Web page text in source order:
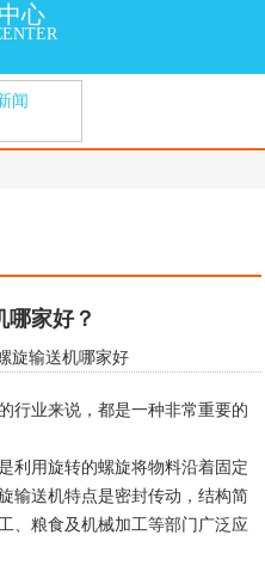
3 4
心
闻
哪家好？
旋输送机哪家好
行业来说，都是一种非常重要的
利用旋转的螺旋将物料沿着固定
输送机特点是密封传动，结构简
、粮食及机械加工等部门广泛应